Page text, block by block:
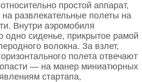
простой аппарат,
развлекательные полеты на
Внутри аэромобиля
одно сиденье, прикрытое рамой
волокна. За взлет,
полета отвечают
— на манер миниатюрных
стартапа,